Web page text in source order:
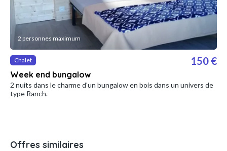
2 personnes maximum
Chalet
Week end bungalow
150 €
2 nuits dans le charme d'un bungalow en bois dans un univers de
type Ranch.
Offres similaires